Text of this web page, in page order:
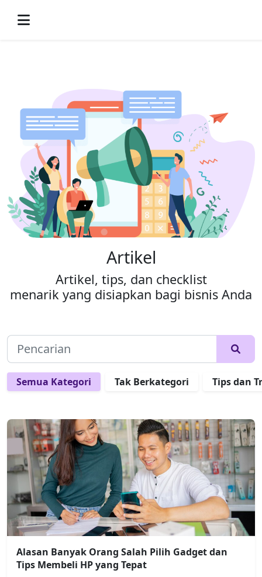
Artikel
Artikel, tips, dan checklist
menarik yang disiapkan bagi bisnis Anda
Semua Kategori Tak Berkategori Tips dan
Alasan Banyak Orang Salah Pilih Gadget dan
Tips Membeli HP yang Tepat